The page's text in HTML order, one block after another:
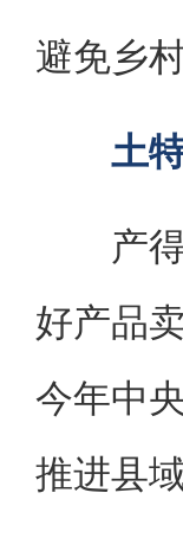
避免乡
土
产得
好产品
今年中
推进县